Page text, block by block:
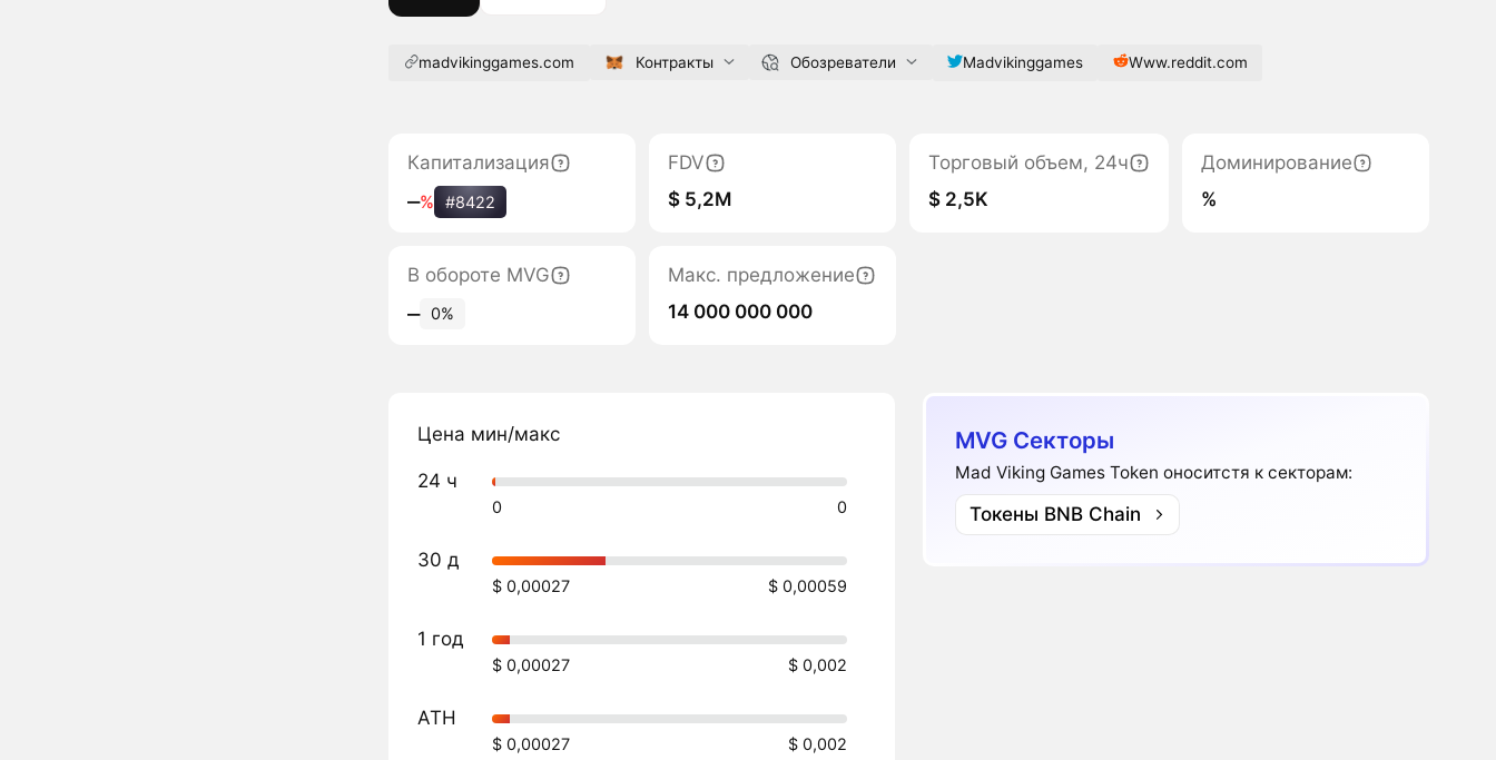
madvikinggames.com Контракты Обозреватели Madvikinggames Www.reddit.com
Капитализация
‒% #8422
FDV
$ 5,2M
Торговый объем, 24ч
$ 2,5K
Доминирование
%
В обороте MVG
‒ 0%
Макс. предложение
14 000 000 000
Цена мин/макс
24 ч
0 0
30 д
$ 0,00027 $ 0,00059
1 год
$ 0,00027 $ 0,002
ATH
$ 0,00027
$ 0,002
MVG Секторы
Mad Viking Games Token оноситстя к секторам:
Токены BNB Chain